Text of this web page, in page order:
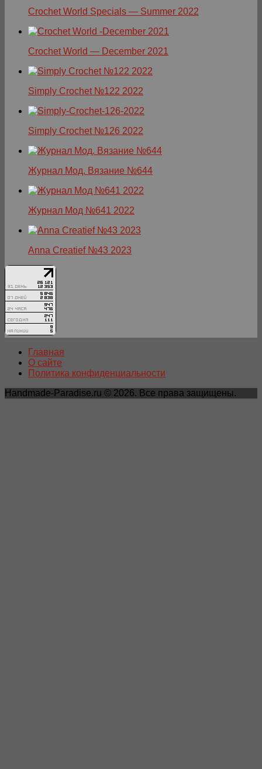
Crochet World Specials — Summer 2022
Crochet World — December 2021
Simply Crochet №122 2022
Simply Crochet №126 2022
Журнал Мод. Вязание №644
Журнал Мод №641 2022
Anna Creatief №43 2023
Главная
О сайте
Политика конфиденциальности
Handmade-Paradise.ru © 2026. Все права защищены.